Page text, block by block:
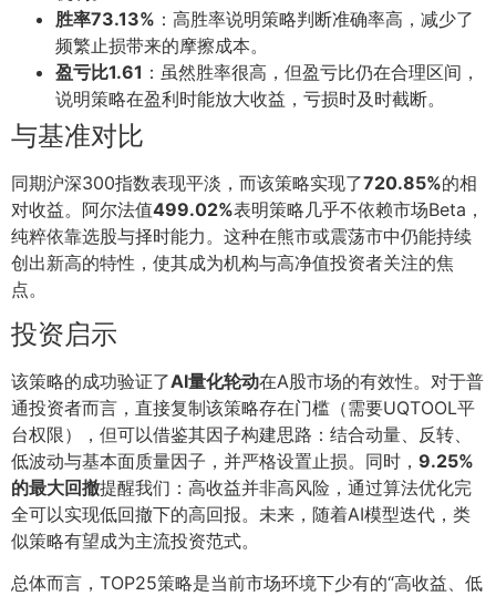
胜率73.13% ：高胜率说明策略判断准确率高，减少了
频繁止损带来的摩擦成本。
盈亏比1.61 ：虽然胜率很高，但盈亏比仍在合理区间，
说明策略在盈利时能放大收益，亏损时及时截断。
与基准对比
同期沪深300指数表现平淡，而该策略实现了720.85%的相
对收益。阿尔法值499.02%表明策略几乎不依赖市场Beta，
纯粹依靠选股与择时能力。这种在熊市或震荡市中仍能持续
创出新高的特性，使其成为机构与高净值投资者关注的焦
点。
投资启示
该策略的成功验证了AI量化轮动在A股市场的有效性。对于普
通投资者而言，直接复制该策略存在门槛（需要UQTOOL平
台权限），但可以借鉴其因子构建思路：结合动量、反转、
低波动与基本面质量因子，并严格设置止损。同时， 9.25%
的最大回撤提醒我们：高收益并非高风险，通过算法优化完
全可以实现低回撤下的高回报。未来，随着AI模型迭代，类
似策略有望成为主流投资范式。
总体而言，TOP25策略是当前市场环境下少有的“高收益、低